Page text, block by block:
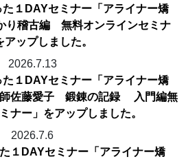
１DAYセミナー「アライナー矯
り稽古編 無料オンラインセミナ
アップしました。
2026.7.13
１DAYセミナー「アライナー矯
師佐藤愛子 鍛錬の記録 入門編無
ナー」をアップしました。
2026.7.6
１DAYセミナー「アライナー矯